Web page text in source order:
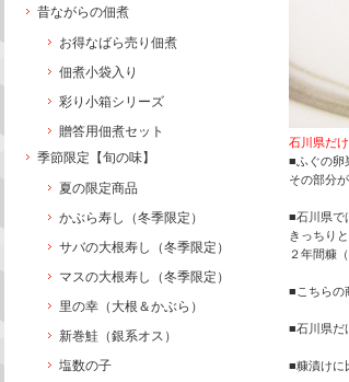
石川県だ
■ふぐの卵
その部分
■石川県で
きっちり
２年間糠
■こちらの
■石川県だ
■糠漬けに
昔ながらの佃煮
お得なばら売り佃煮
佃煮小袋入り
彩り小箱シリーズ
贈答用佃煮セット
季節限定【旬の味】
夏の限定商品
かぶら寿し（冬季限定）
サバの大根寿し（冬季限定）
マスの大根寿し（冬季限定）
里の幸（大根＆かぶら）
新巻鮭（銀系オス）
塩数の子